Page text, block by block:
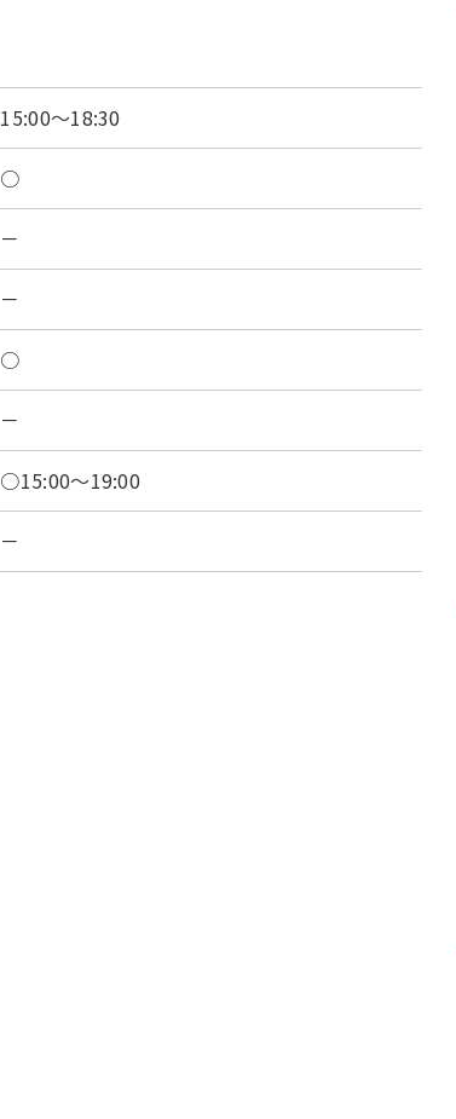
15:00～18:30
○
－
－
○
－
○15:00～19:00
－